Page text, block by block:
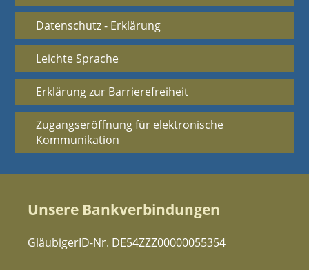
Datenschutz - Erklärung
Leichte Sprache
Erklärung zur Barrierefreiheit
Zugangseröffnung für elektronische
Kommunikation
Unsere Bankverbindungen
GläubigerID-Nr. DE54ZZZ00000055354